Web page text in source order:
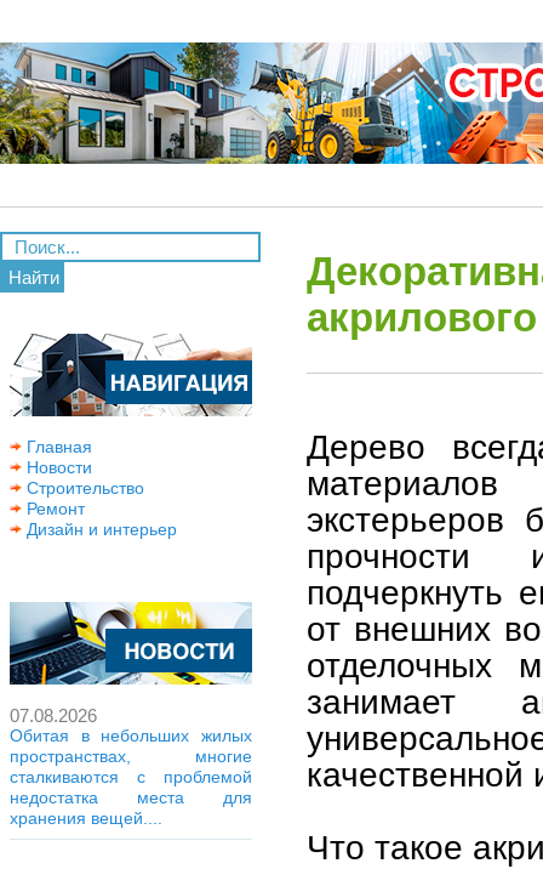
Найти
Главная
Новости
Строительство
Ремонт
Дизайн и интерьер
07.08.2026
Обитая в небольших жилых
пространствах, многие
сталкиваются с проблемой
недостатка места для
хранения вещей....
Дерево
экстерьеров
прочности
подчеркнуть
от внешних
отделочных
занимает
качественной
Что такое